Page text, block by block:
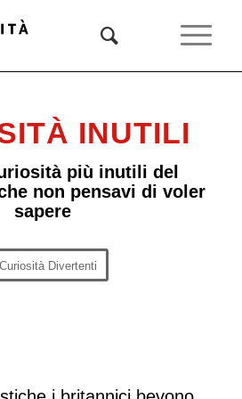
INUTILI
più inutili del
non pensavi di voler
sapere
Curiosità Divertenti